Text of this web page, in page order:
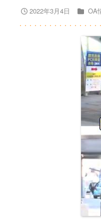
2022年3月4日 OA